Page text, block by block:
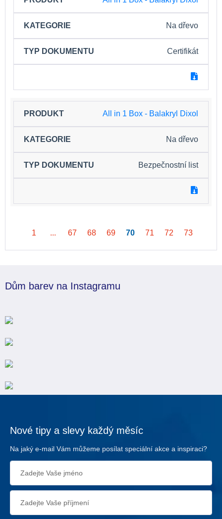
Na dřevo
Certifikát
All in 1 Box - Balakryl Dixol
Na dřevo
Bezpečnostní list
1 ... 67 68 69 70 71 72 73
Dům barev na Instagramu
Nové tipy a slevy každý měsíc
Na jaký e-mail Vám můžeme posílat speciální akce a inspiraci?